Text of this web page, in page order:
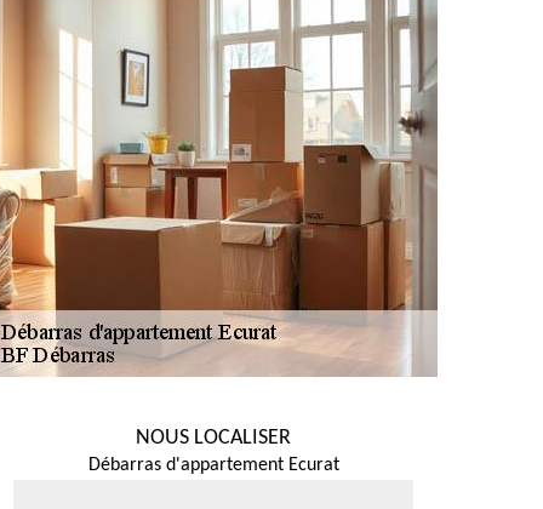
NOUS LOCALISER
Débarras d'appartement Ecurat